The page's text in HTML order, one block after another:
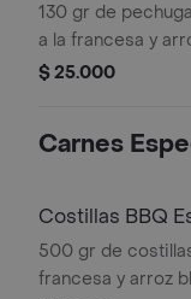
130 gr de
a la francesa y
$ 25.000
Carnes
Costillas BBQ
500 gr de
francesa y arroz